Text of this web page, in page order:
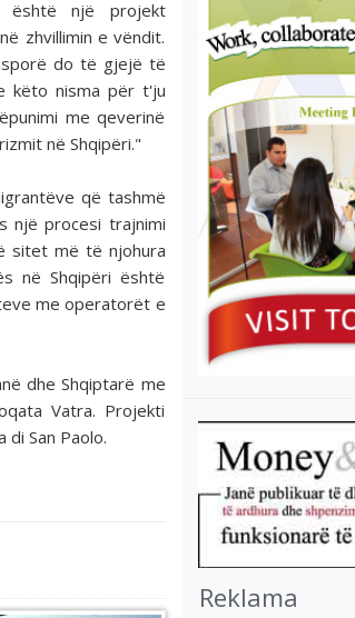
është një projekt
zhvillimin e vëndit.
do të gjejë të
këto nisma për t'ju
me qeverinë
në Shqipëri."
që tashmë
një procesi trajnimi
sitet më të njohura
në Shqipëri është
me operatorët e
dhe Shqiptarë me
Vatra. Projekti
San Paolo.
Reklama